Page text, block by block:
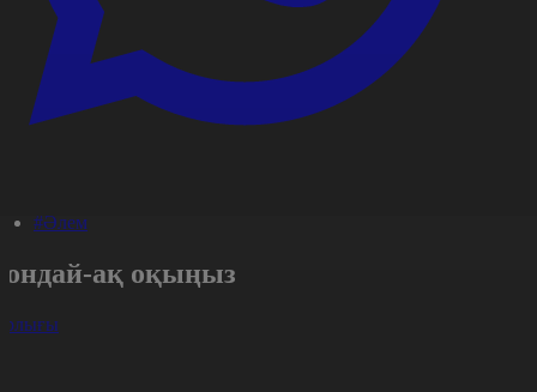
#Әлем
ақ оқыңыз